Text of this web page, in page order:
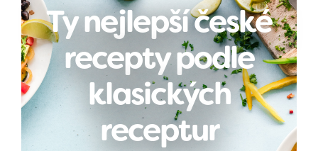
Ty nejlepší české
recepty podle
klasických
receptur